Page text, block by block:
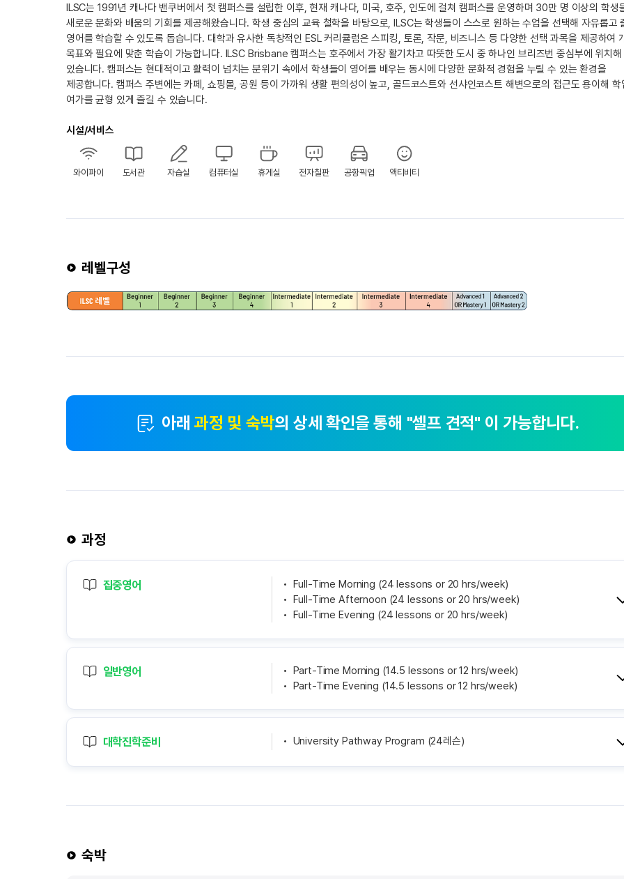
ILSC는 1991년 캐나다 밴쿠버에서 첫 캠퍼스를 설립한 이후, 현재 캐나다, 미국, 호주, 인도에 걸쳐 캠퍼스를 운영하며 30만 명 이상의 학생
새로운 문화와 배움의 기회를 제공해왔습니다. 학생 중심의 교육 철학을 바탕으로, ILSC는 학생들이 스스로 원하는 수업을 선택해 자유롭고
영어를 학습할 수 있도록 돕습니다. 대학과 유사한 독창적인 ESL 커리큘럼은 스피킹, 토론, 작문, 비즈니스 등 다양한 선택 과목을 제공하여
목표와 필요에 맞춘 학습이 가능합니다. ILSC Brisbane 캠퍼스는 호주에서 가장 활기차고 따뜻한 도시 중 하나인 브리즈번 중심부에 위치해
있습니다. 캠퍼스는 현대적이고 활력이 넘치는 분위기 속에서 학생들이 영어를 배우는 동시에 다양한 문화적 경험을 누릴 수 있는 환경을
제공합니다. 캠퍼스 주변에는 카페, 쇼핑몰, 공원 등이 가까워 생활 편의성이 높고, 골드코스트와 선샤인코스트 해변으로의 접근도 용이해 학
여가를 균형 있게 즐길 수 있습니다.
시설/서비스
와이파이 도서관 자습실 컴퓨터실 휴게실 전자칠판 공항픽업 액티비티
레벨구성
아래과정 및 숙박의 상세 확인을 통해 "셀프 견적" 이 가능합니다.
과정
집중영어
Full-Time Morning (24 lessons or 20 hrs/week)
Full-Time Afternoon (24 lessons or 20 hrs/week)
Full-Time Evening (24 lessons or 20 hrs/week)
일반영어
Part-Time Morning (14.5 lessons or 12 hrs/week)
Part-Time Evening (14.5 lessons or 12 hrs/week)
대학진학준비 University Pathway Program (24레슨)
숙박